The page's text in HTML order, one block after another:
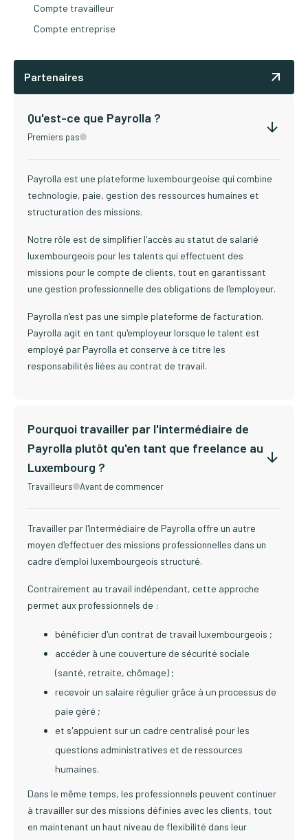
Compte travailleur
Compte entreprise
Partenaires
Qu'est-ce que Payrolla ?
Premiers pas
Payrolla est une plateforme luxembourgeoise qui combine
technologie, paie, gestion des ressources humaines et
structuration des missions.
Notre rôle est de simplifier l'accès au statut de salarié
luxembourgeois pour les talents qui effectuent des
missions pour le compte de clients, tout en garantissant
une gestion professionnelle des obligations de l'employeur.
Payrolla n'est pas une simple plateforme de facturation.
Payrolla agit en tant qu'employeur lorsque le talent est
employé par Payrolla et conserve à ce titre les
responsabilités liées au contrat de travail.
Pourquoi travailler par l'intermédiaire de
Payrolla plutôt qu'en tant que freelance au
Luxembourg ?
Travailleurs Avant de commencer
Travailler par l'intermédiaire de Payrolla offre un autre
moyen d'effectuer des missions professionnelles dans un
cadre d'emploi luxembourgeois structuré.
Contrairement au travail indépendant, cette approche
permet aux professionnels de :
bénéficier d'un contrat de travail luxembourgeois ;
accéder à une couverture de sécurité sociale
(santé, retraite, chômage) ;
recevoir un salaire régulier grâce à un processus de
paie géré ;
et s'appuient sur un cadre centralisé pour les
questions administratives et de ressources
humaines.
Dans le même temps, les professionnels peuvent continuer
à travailler sur des missions définies avec les clients, tout
en maintenant un haut niveau de flexibilité dans leur